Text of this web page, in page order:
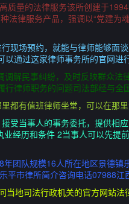
质量的法律服务该所创建于
法律服务产品，强调以“党建为
现场预约，就能与律师能够面
通过这家律师事务所的官网进
解民事纠纷，及时反映群众法
律师职务的问题司法部经与全
都有值班律师坐堂，可以在那里
受当事人的事务委托，提供相
经历和条件 2当事人可以先提
团队规模16人所在地区景德镇
市律所简介咨询电话07988江
地司法行政机关的官方网站法